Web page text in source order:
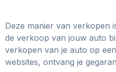
Deze manier van verkopen
de verkoop van jouw auto
verkopen van je auto op
websites, ontvang je